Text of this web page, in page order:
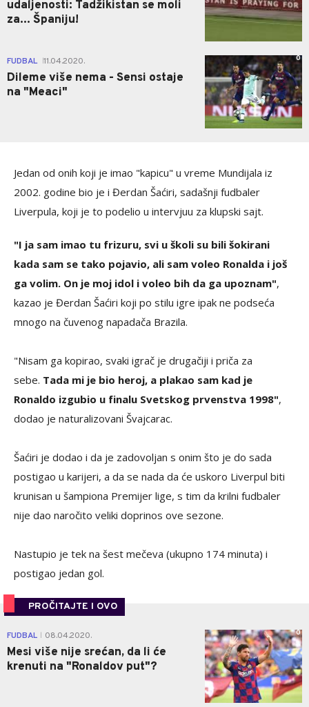
udaljenosti: Tadžikistan se moli
za... Španiju!
FUDBAL 11.04.2020.
Dileme više nema - Sensi ostaje
na "Meaci"
0
Jedan od onih koji je imao "kapicu" u vreme Mundijala iz
2002. godine bio je i Đerdan Šaćiri, sadašnji fudbaler
Liverpula, koji je to podelio u intervjuu za klupski sajt.
"I ja sam imao tu frizuru, svi u školi su bili šokirani
kada sam se tako pojavio, ali sam voleo Ronalda i još
ga volim. On je moj idol i voleo bih da ga upoznam",
kazao je Đerdan Šaćiri koji po stilu igre ipak ne podseća
mnogo na čuvenog napadača Brazila.
"Nisam ga kopirao, svaki igrač je drugačiji i priča za
sebe. Tada mi je bio heroj, a plakao sam kad je
Ronaldo izgubio u finalu Svetskog prvenstva 1998",
dodao je naturalizovani Švajcarac.
Šaćiri je dodao i da je zadovoljan s onim što je do sada
postigao u karijeri, a da se nada da će uskoro Liverpul biti
krunisan u šampiona Premijer lige, s tim da krilni fudbaler
nije dao naročito veliki doprinos ove sezone.
Nastupio je tek na šest mečeva (ukupno 174 minuta) i
postigao jedan gol.
PROČITAJTE I OVO
FUDBAL 08.04.2020.
Mesi više nije srećan, da li će
krenuti na "Ronaldov put"?
0